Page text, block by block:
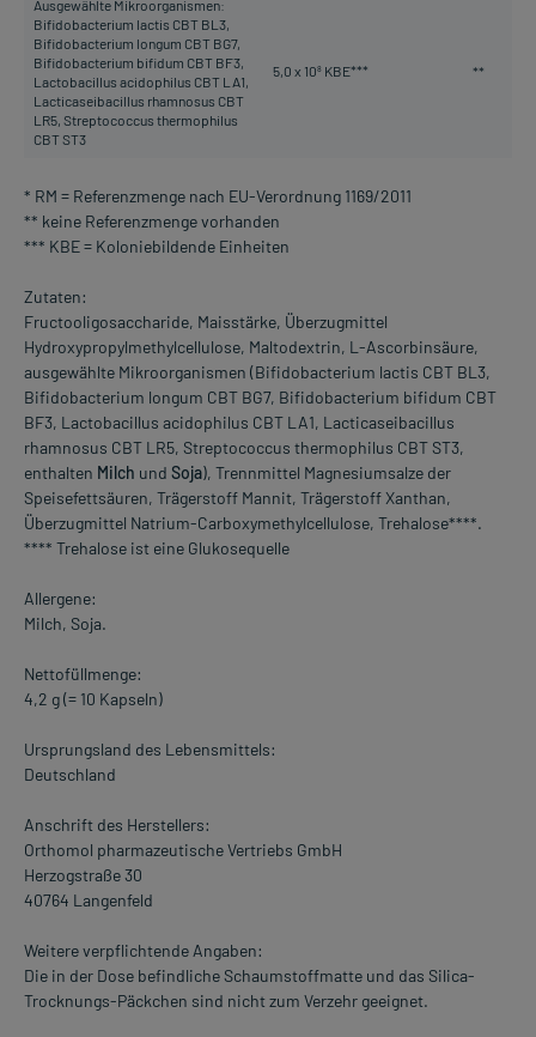
Ausgewählte Mikroorganismen:
Bifidobacterium lactis CBT BL3,
Bifidobacterium longum CBT BG7,
Bifidobacterium bifidum CBT BF3,
Lactobacillus acidophilus CBT LA1,
Lacticaseibacillus rhamnosus CBT
LR5, Streptococcus thermophilus
CBT ST3
5,0 x 108 KBE*** **
* RM = Referenzmenge nach EU-Verordnung 1169/2011
** keine Referenzmenge vorhanden
*** KBE = Koloniebildende Einheiten
Zutaten:
Fructooligosaccharide, Maisstärke, Überzugmittel
Hydroxypropylmethylcellulose, Maltodextrin, L-Ascorbinsäure,
ausgewählte Mikroorganismen (Bifidobacterium lactis CBT BL3,
Bifidobacterium longum CBT BG7, Bifidobacterium bifidum CBT
BF3, Lactobacillus acidophilus CBT LA1, Lacticaseibacillus
rhamnosus CBT LR5, Streptococcus thermophilus CBT ST3,
enthalten Milch und Soja), Trennmittel Magnesiumsalze der
Speisefettsäuren, Trägerstoff Mannit, Trägerstoff Xanthan,
Überzugmittel Natrium-Carboxymethylcellulose, Trehalose****.
**** Trehalose ist eine Glukosequelle
Allergene:
Milch, Soja.
Nettofüllmenge:
4,2 g (= 10 Kapseln)
Ursprungsland des Lebensmittels:
Deutschland
Anschrift des Herstellers:
Orthomol pharmazeutische Vertriebs GmbH
Herzogstraße 30
40764 Langenfeld
Weitere verpflichtende Angaben:
Die in der Dose befindliche Schaumstoffmatte und das Silica-
Trocknungs-Päckchen sind nicht zum Verzehr geeignet.